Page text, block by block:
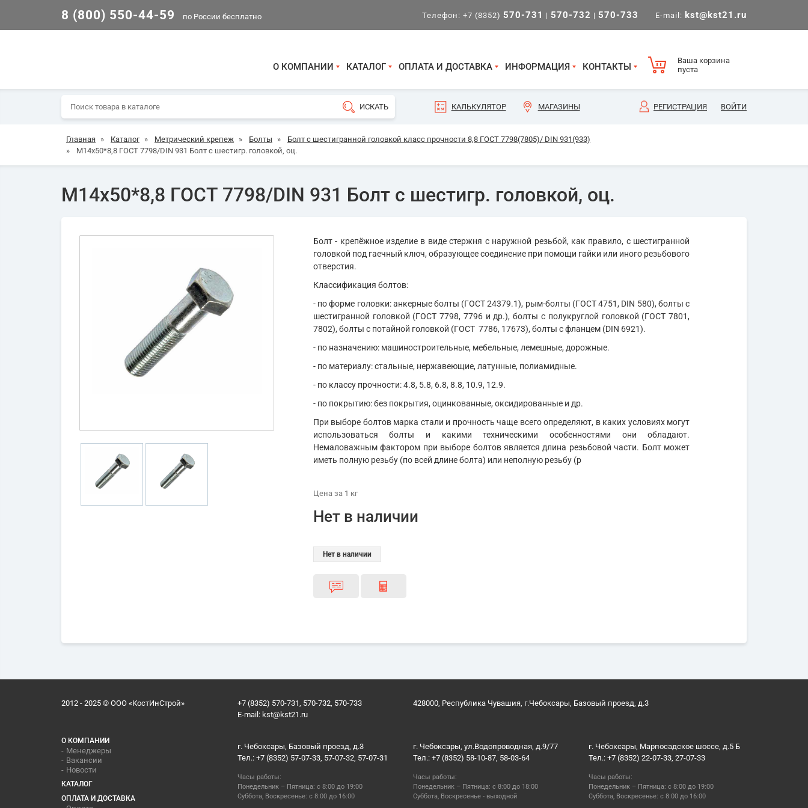
8 (800) 550-44-59 по России бесплатно Телефон: +7 (8352) 570-731 | 570-732 | 570-733 E-mail: kst@kst21.ru
О КОМПАНИИ КАТАЛОГ ОПЛАТА И ДОСТАВКА ИНФОРМАЦИЯ КОНТАКТЫ
Ваша корзина
пуста
КАЛЬКУЛЯТОР МАГАЗИНЫ РЕГИСТРАЦИЯ ВОЙТИ
Главная » Каталог » Метрический крепеж » Болты »
Болт с шестигранной головкой класс прочности 8,8 ГОСТ 7798(7805)/ DIN 931(933)
»
М14х50*8,8 ГОСТ 7798/DIN 931 Болт с шестигр. головкой, оц.
М14х50*8,8 ГОСТ 7798/DIN 931 Болт с шестигр. головкой, оц.
Болт - крепёжное изделие в виде стержня с наружной резьбой, как правило, с шестигранной
головкой под гаечный ключ, образующее соединение при помощи гайки или иного резьбового
отверстия.
Классификация болтов:
- по форме головки: анкерные болты (ГОСТ 24379.1), рым-болты (ГОСТ 4751, DIN 580), болты с
шестигранной головкой (ГОСТ 7798, 7796 и др.), болты с полукруглой головкой (ГОСТ 7801,
7802), болты с потайной головкой (ГОСТ 7786, 17673), болты с фланцем (DIN 6921).
- по назначению: машиностроительные, мебельные, лемешные, дорожные.
- по материалу: стальные, нержавеющие, латунные, полиамидные.
- по классу прочности: 4.8, 5.8, 6.8, 8.8, 10.9, 12.9.
- по покрытию: без покрытия, оцинкованные, оксидированные и др.
При выборе болтов марка стали и прочность чаще всего определяют, в каких условиях могут
использоваться болты и какими техническими особенностями они обладают.
Немаловажным фактором при выборе болтов является длина резьбовой части. Болт может
иметь полную резьбу (по всей длине болта) или неполную резьбу (р
Цена за 1 кг
Нет в наличии
Нет в наличии
2012 - 2025 © ООО «КостИнСтрой»
+7 (8352) 570-731, 570-732, 570-733
E-mail: kst@kst21.ru
428000, Республика Чувашия, г.Чебоксары, Базовый проезд, д.3
О КОМПАНИИ
Менеджеры
Вакансии
Новости
КАТАЛОГ
ОПЛАТА И ДОСТАВКА
г. Чебоксары, Базовый проезд, д.3
Тел.: +7 (8352) 57-07-33, 57-07-32, 57-07-31
Часы работы:
Понедельник – Пятница: с 8:00 до 19:00
Суббота, Воскресенье: с 8:00 до 16:00
г. Чебоксары, ул.Водопроводная, д.9/77
Тел.: +7 (8352) 58-10-87, 58-03-64
Часы работы:
Понедельник – Пятница: с 8:00 до 18:00
Суббота, Воскресенье - выходной
г. Чебоксары, Марпосадское шоссе, д.5 Б
Тел.: +7 (8352) 22-07-33, 27-07-33
Часы работы:
Понедельник – Пятница: с 8:00 до 19:00
Суббота, Воскресенье: с 8:00 до 16:00